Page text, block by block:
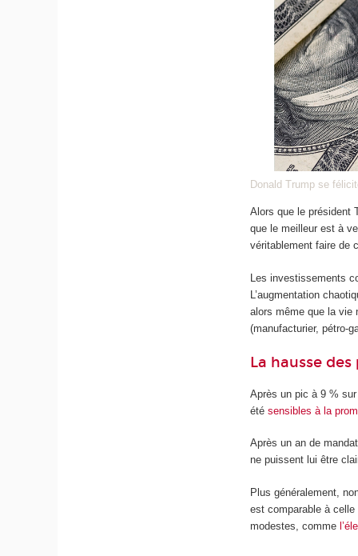
Donald Trump se
Alors que le président
que le meilleur est à
véritablement faire de
Les investissements
L’augmentation
alors même que la vie
(manufacturier, pétro-
La hausse
Après un pic à 9 %
étésensibles à la
Après un an de
ne puissent lui être
Plus généralement,
est comparable à
modestes, comme